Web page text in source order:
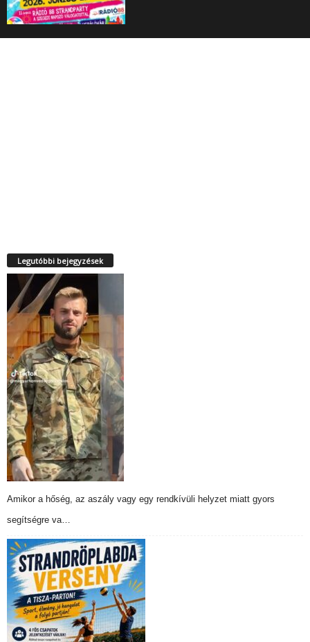
Legutóbbi bejegyzések
Amikor a hőség, az aszály vagy egy rendkívüli helyzet miatt gyors
segítségre va…